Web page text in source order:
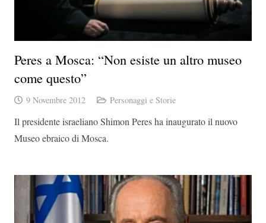
Peres a Mosca: “Non esiste un altro museo
come questo”
9 Novembre 2012 Personaggi e Storie
Il presidente israeliano Shimon Peres ha inaugurato il nuovo
Museo ebraico di Mosca.